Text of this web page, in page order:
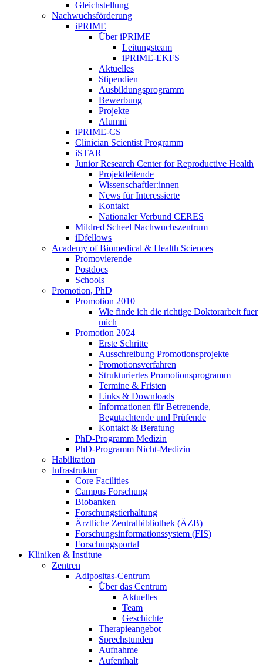
Gleichstellung
Nachwuchsförderung
iPRIME
Über iPRIME
Leitungsteam
iPRIME-EKFS
Aktuelles
Stipendien
Ausbildungsprogramm
Bewerbung
Projekte
Alumni
iPRIME-CS
Clinician Scientist Programm
iSTAR
Junior Research Center for Reproductive Health
Projektleitende
Wissenschaftler:innen
News für Interessierte
Kontakt
Nationaler Verbund CERES
Mildred Scheel Nachwuchszentrum
iDfellows
Academy of Biomedical & Health Sciences
Promovierende
Postdocs
Schools
Promotion, PhD
Promotion 2010
Wie finde ich die richtige Doktorarbeit fuer
mich
Promotion 2024
Erste Schritte
Ausschreibung Promotionsprojekte
Promotionsverfahren
Strukturiertes Promotionsprogramm
Termine & Fristen
Links & Downloads
Informationen für Betreuende,
Begutachtende und Prüfende
Kontakt & Beratung
PhD-Programm Medizin
PhD-Programm Nicht-Medizin
Habilitation
Infrastruktur
Core Facilities
Campus Forschung
Biobanken
Forschungstierhaltung
Ärztliche Zentralbibliothek (ÄZB)
Forschungsinformationssystem (FIS)
Forschungsportal
Kliniken & Institute
Zentren
Adipositas-Centrum
Über das Centrum
Aktuelles
Team
Geschichte
Therapieangebot
Sprechstunden
Aufnahme
Aufenthalt